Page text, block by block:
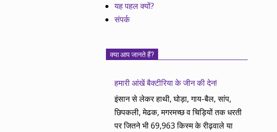
यह पहल क्यों?
संपर्क
क्या आप जानते हैं?
हमारी आंखें बैक्टीरिया के जीन की देन!
इंसान से लेकर हाथी, घोड़ा, गाय-बैल, सांप,
छिपकली, मेढक, मगरमच्छ व चिड़ियों तक धरती
पर जितने भी 69,963 किस्म के रीढ़वाले या